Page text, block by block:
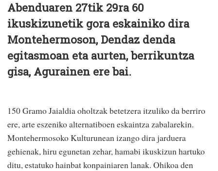
Abenduaren 27tik 29ra 60
ikuskizunetik gora eskainiko dira
Montehermoson, Dendaz denda
egitasmoan eta aurten, berrikuntza
gisa, Agurainen ere bai.
150 Gramo Jaialdia oholtzak betetzera itzuliko da berriro
ere, arte eszeniko alternatiboen eskaintza zabalarekin.
Montehermosoko Kulturunean izango dira jarduera
gehienak, hiru egunetan zehar, hamabi ikuskizun hartuko
ditu, estatuko hainbat konpainiaren lanak. Ohikoa den